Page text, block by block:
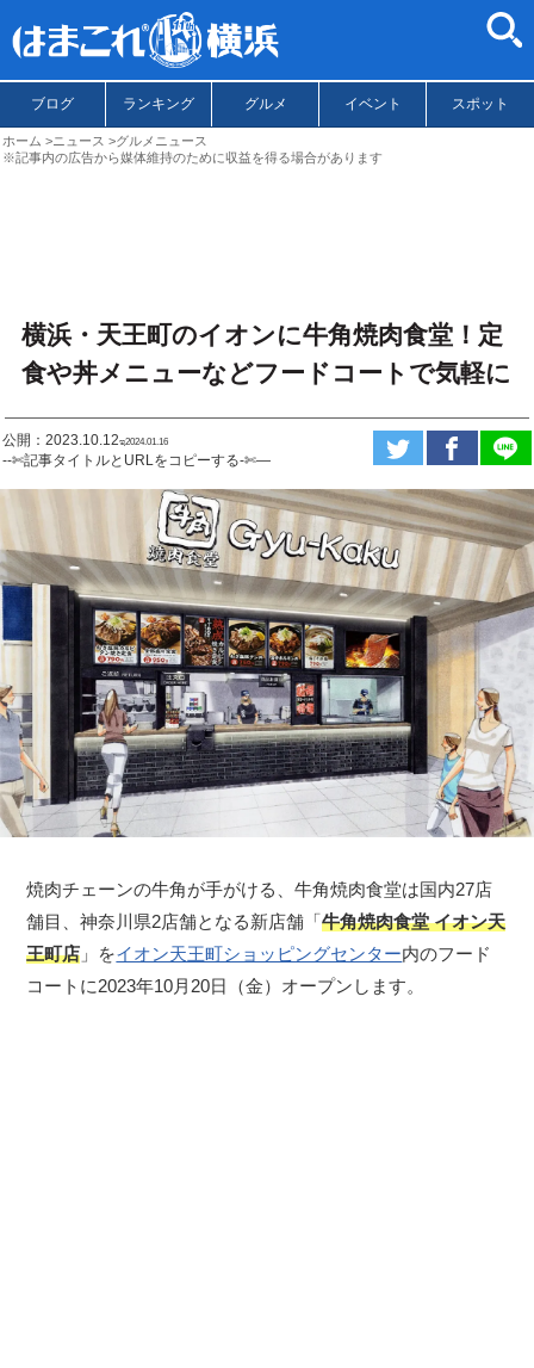
ブログ ランキング グルメ イベント スポット
ホーム ニュース
グルメニュース
※記事内の広告から媒体維持のために収益を得る場合があります
横浜・天王町のイオンに牛角焼肉食堂！定
食や丼メニューなどフードコートで気軽に
公開：2023.10.12ಇ2024.01.16
--✄記事タイトルとURLをコピーする-✄—
焼肉チェーンの牛角が手がける、牛角焼肉食堂は国内27店
舗目、神奈川県2店舗となる新店舗「牛角焼肉食堂 イオン天
王町店 」をイオン天王町ショッピングセンター内のフード
コートに2023年10月20日（金）オープンします。